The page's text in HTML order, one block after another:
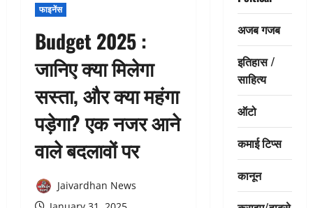
फाइनेंस
Budget 2025 :
जानिए क्या मिलेगा
सस्ता, और क्या महंगा
पड़ेगा? एक नजर आने
वाले बदलावों पर
Jaivardhan News
अजब गजब
इतिहास /
साहित्य
ऑटो
कमाई टिप्स
कानून